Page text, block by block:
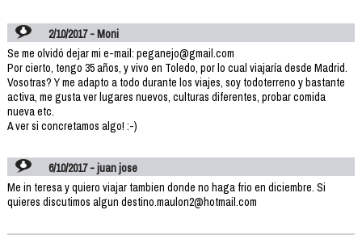
2/10/2017 - Moni
Se me olvidó dejar mi e-mail: peganejo@gmail.com
Por cierto, tengo 35 años, y vivo en Toledo, por lo cual viajaría desde Madrid.
Vosotras? Y me adapto a todo durante los viajes, soy todoterreno y bastante
activa, me gusta ver lugares nuevos, culturas diferentes, probar comida
nueva etc.
A ver si concretamos algo! :-)
6/10/2017 - juan jose
Me in teresa y quiero viajar tambien donde no haga frio en diciembre. Si
quieres discutimos algun destino.maulon2@hotmail.com